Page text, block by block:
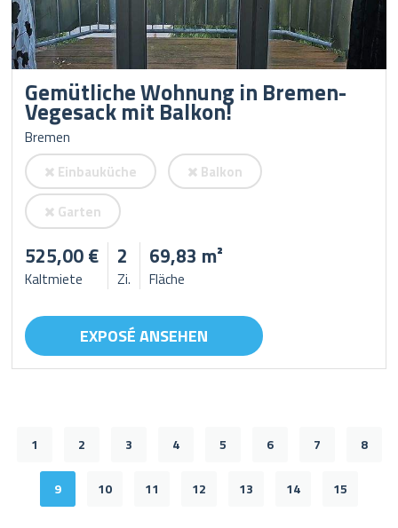
Gemütliche Wohnung in Bremen-
Vegesack mit Balkon!
Bremen
Einbauküche
Balkon
Garten
525,00 €
Kaltmiete
2
Zi.
69,83 m²
Fläche
EXPOSÉ ANSEHEN
1 2 3 4 5 6 7 8
9 10 11 12 13 14 15